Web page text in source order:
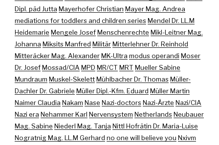
Dipl. päd Jutta Mayerhofer Christian Mayer Mag. Andrea
mediations for toddlers and children seriesMendel Dr. LL.M
Heidemarie Mengele JosefMenschenrechte Mikl-Leitner Mag.
Johanna Miksits Manfred MilitärMitterlehner Dr. Reinhold
Mitteräcker Mag. AlexanderMK-Ultra modus operandi Moser
Dr. JosefMossad/CIA MPD MR/CT MRT Mueller Sabine
Mundraum Muskel-SkelettMühlbacher Dr. ThomasMüller-
Dachler Dr. Gabriele Müller Dipl.-Kfm. Eduard Müller Martin
Naimer Claudia Nakam Nase Nazi-doctorsNazi-Ärzte Nazi/CIA
Nazi era Nehammer Karl Nervensystem NetherlandsNeubauer
Mag. Sabine Niederl Mag. Tanja Nittl Hofrätin Dr. Maria-Luise
Nogratnig Mag. LL.M Gerhard no one will believe you Nxivm